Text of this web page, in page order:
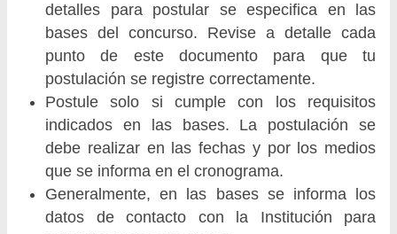
detalles para postular se especifica en las
bases del concurso. Revise a detalle cada
punto de este documento para que tu
postulación se registre correctamente.
Postule solo si cumple con los requisitos
indicados en las bases. La postulación se
debe realizar en las fechas y por los medios
que se informa en el cronograma.
Generalmente, en las bases se informa los
datos de contacto con la Institución para